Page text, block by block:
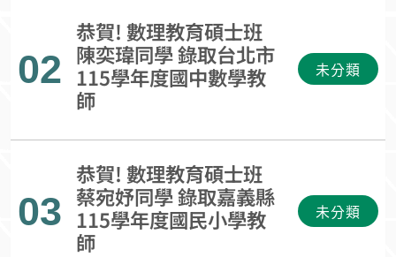
02
恭賀! 數理教育碩士班
陳奕瑋同學 錄取台北市
115學年度國中數學教
師
未分類
03
恭賀! 數理教育碩士班
蔡宛妤同學 錄取嘉義縣
115學年度國民小學教
師
未分類